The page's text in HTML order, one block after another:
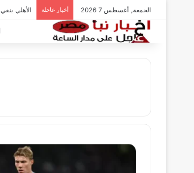
الجمعة, أغسطس 7 2026 أخبار عاجلة الأهلي